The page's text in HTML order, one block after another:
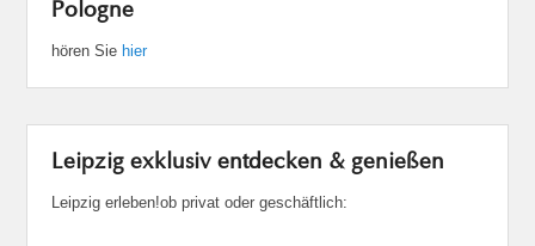
Pologne
hören Sie hier
Leipzig exklusiv entdecken & genießen
Leipzig erleben!ob privat oder geschäftlich: